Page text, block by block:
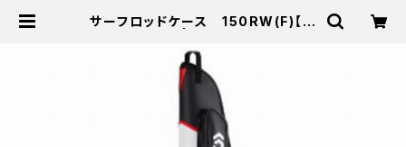
サーフロッドケース 150RW(F)【特
ンラインストア